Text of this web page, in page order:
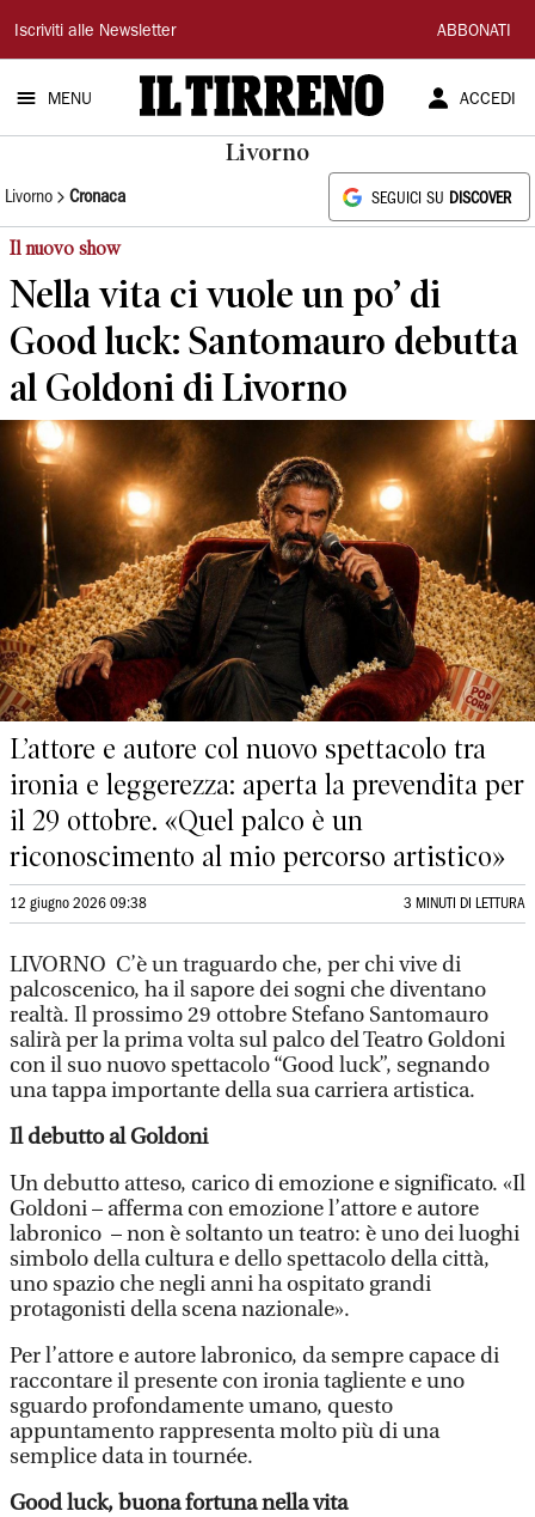
Il
Tirreno
Iscriviti alle Newsletter ABBONATI
MENU ACCEDI
Livorno
Livorno Cronaca SEGUICI SU DISCOVER
Il nuovo show
Nella vita ci vuole un po’ di
Good luck: Santomauro debutta
al Goldoni di Livorno
L’attore e autore col nuovo spettacolo tra
ironia e leggerezza: aperta la prevendita per
il 29 ottobre. «Quel palco è un
riconoscimento al mio percorso artistico»
12 giugno 2026 09:38 3 MINUTI DI LETTURA
LIVORNO C’è un traguardo che, per chi vive di
palcoscenico, ha il sapore dei sogni che diventano
realtà. Il prossimo 29 ottobre Stefano Santomauro
salirà per la prima volta sul palco del Teatro Goldoni
con il suo nuovo spettacolo “Good luck”, segnando
una tappa importante della sua carriera artistica.
Il debutto al Goldoni
Un debutto atteso, carico di emozione e significato. «Il
Goldoni – afferma con emozione l’attore e autore
labronico – non è soltanto un teatro: è uno dei luoghi
simbolo della cultura e dello spettacolo della città,
uno spazio che negli anni ha ospitato grandi
protagonisti della scena nazionale».
Per l’attore e autore labronico, da sempre capace di
raccontare il presente con ironia tagliente e uno
sguardo profondamente umano, questo
appuntamento rappresenta molto più di una
semplice data in tournée.
Good luck, buona fortuna nella vita